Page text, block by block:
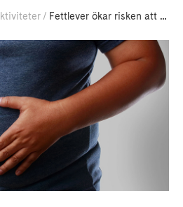
Fettlever ökar risken att dö i andra sjukdomar